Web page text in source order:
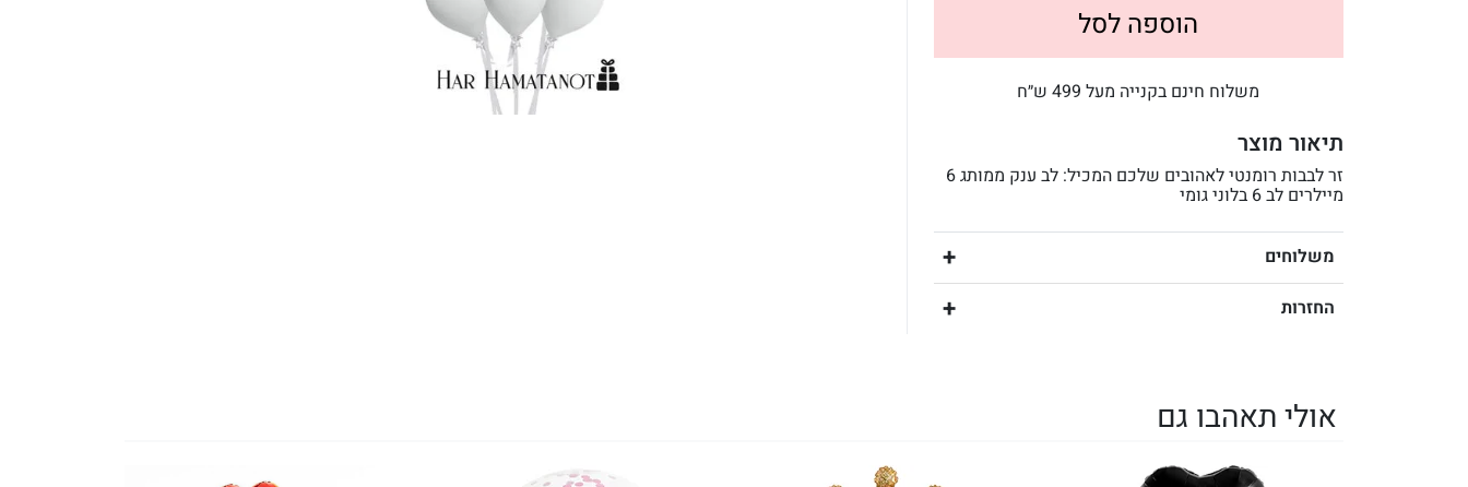
הוספה לסל
משלוח חינם בקנייה מעל 499 ש״ח
תיאור מוצר
זר לבבות רומנטי לאהובים שלכם המכיל: לב ענק ממותג 6
מיילרים לב 6 בלוני גומי
משלוחים
החזרות
אולי תאהבו גם